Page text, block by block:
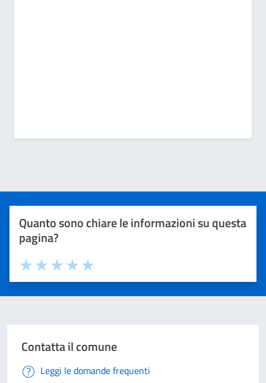
Quanto sono chiare le informazioni su questa
pagina?
Valuta 5 stelle su 5
Valuta 4 stelle su 5
Valuta 3 stelle su 5
Valuta 2 stelle su 5
Valuta 1 stelle su 5
Contatta il comune
Leggi le domande frequenti